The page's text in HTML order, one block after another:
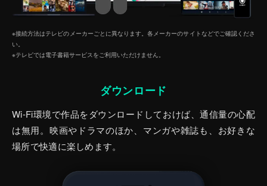
※接続方法はテレビのメーカーごとに異なります。各メーカーのサイトなどでご確認くださ
い。
※テレビでは電子書籍サービスをご利⽤いただけません。
ダウンロード
Wi-Fi環境で作品をダウンロードしておけば、通信量の心配
は無用。映画やドラマのほか、マンガや雑誌も、お好きな
場所で快適に楽しめます。